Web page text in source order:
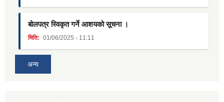
बोलपत्र स्विकृत गर्ने आशयको सूचना ।
मिति: 01/06/2025 - 11:11
अन्य